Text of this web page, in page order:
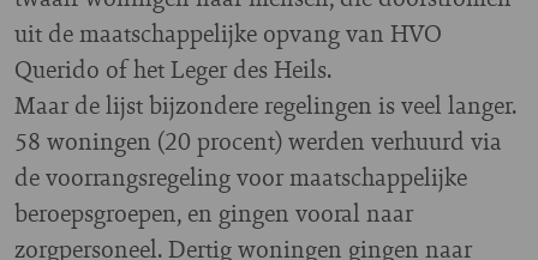
uit de maatschappelijke opvang van HVO
Querido of het Leger des Heils.
Maar de lijst bijzondere regelingen is veel langer.
58 woningen (20 procent) werden verhuurd via
de voorrangsregeling voor maatschappelijke
beroepsgroepen, en gingen vooral naar
zorgpersoneel. Dertig woningen gingen naar